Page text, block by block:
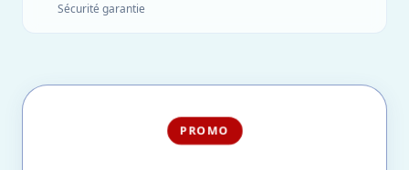
Sécurité garantie
PROMO